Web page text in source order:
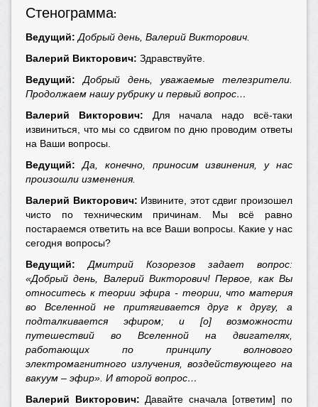
Стенограмма:
Ведущий: Добрый день, Валерий Викторович.
Валерий Викторович: Здравствуйте.
Ведущий:
Добрый день, уважаемые телезрители.
Продолжаем нашу рубрику и первый вопрос…
Валерий Викторович: Для начала надо всё-таки
извиниться, что мы со сдвигом по дню проводим ответы
на Ваши вопросы.
Ведущий: Да, конечно, приносим извинения, у нас
произошли изменения.
Валерий Викторович: Извините, этот сдвиг произошел
чисто по техническим причинам. Мы всё равно
постараемся ответить на все Ваши вопросы. Какие у нас
сегодня вопросы?
Ведущий:
Дмитрий Козорезов задает вопрос:
«Добрый день, Валерий Викторович! Первое, как Вы
относитесь к теории эфира - теории, что материя
во Вселенной не притягивается друг к другу, а
подталкивается эфиром; и [о] возможности
путешествий во Вселенной на двигателях,
работающих по принципу волнового
электромагнитного излучения, воздействующего на
вакуум – эфир». И второй вопрос…
Валерий Викторович: Давайте сначала [ответим] по